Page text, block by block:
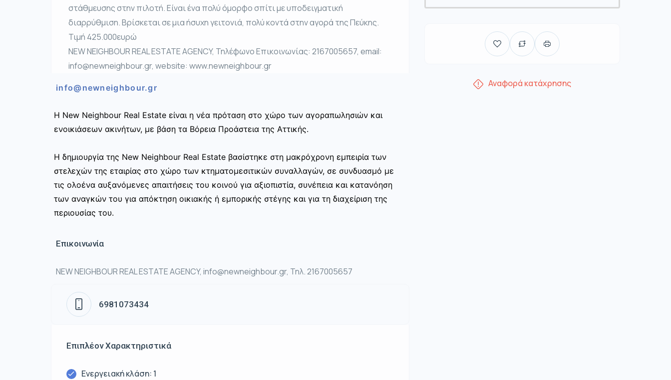
στάθμευσης στην πιλοτή. Είναι ένα πολύ όμορφο σπίτι με υποδειγματική
διαρρύθμιση. Βρίσκεται σε μια ήσυχη γειτονιά, πολύ κοντά στην αγορά της Πεύκης.
Τιμή 425.000ευρώ
NEW NEIGHBOUR REAL ESTATE AGENCY, Τηλέφωνο Επικοινωνίας: 2167005657, email:
info@newneighbour.gr, website: www.newneighbour.gr
info@newneighbour.gr
Η New Neighbour Real Estate είναι η νέα πρόταση στο χώρο των αγοραπωλησιών και
ενοικιάσεων ακινήτων, με βάση τα Βόρεια Προάστεια της Αττικής.
Η δημιουργία της New Neighbour Real Estate βασίστηκε στη μακρόχρονη εμπειρία των
στελεχών της εταιρίας στο χώρο των κτηματομεσιτικών συναλλαγών, σε συνδυασμό με
τις ολοένα αυξανόμενες απαιτήσεις του κοινού για αξιοπιστία, συνέπεια και κατανόηση
των αναγκών του για απόκτηση οικιακής ή εμπορικής στέγης και για τη διαχείριση της
περιουσίας του.
Επικοινωνία
NEW NEIGHBOUR REAL ESTATE AGENCY, info@newneighbour.gr, Τηλ. 2167005657
6981073434
Επιπλέον Χαρακτηριστικά
Ενεργειακή κλάση: 1
Αναφορά κατάχρησης